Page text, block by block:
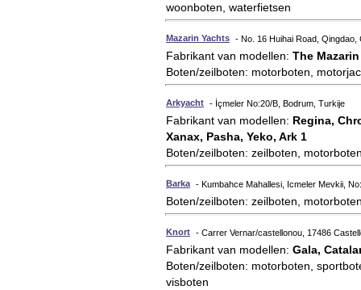
woonboten, waterfietsen
Mazarin Yachts - No. 16 Huihai Road, Qingdao,
Fabrikant van modellen: The Mazarin
Boten/zeilboten: motorboten,
Arkyacht - İçmeler No:20/B, Bodrum, Turkije
Fabrikant van modellen: Regina,
Xanax, Pasha, Yeko, Ark 1
Boten/zeilboten: zeilboten,
Barka - Kumbahce Mahallesi, Icmeler Mevkii,
Boten/zeilboten: zeilboten,
Knort - Carrer Vernar/castellonou, 17486
Fabrikant van modellen: Gala,
Boten/zeilboten: motorboten,
visboten